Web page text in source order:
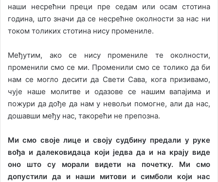
наши несрећни преци пре седам или осам стотина
година, што значи да се несрећне околности за нас ни
током толиких стотина нису промениле.
Међутим, ако се нису промениле те околности,
променили смо се ми. Променили смо се толико да би
нам се могло десити да Свети Сава, кога призивамо,
чује наше молитве и одазове се нашим вапајима и
пожури да дође да нам у невољи помогне, али да нас,
дошавши међу нас, такорећи не препозна.
Ми смо своје лице и своју судбину предали у руке
вођа и далековидаца који једва да и на крају виде
оно што су морали видети на почетку. Ми смо
допустили да и наши митови и симболи који нас